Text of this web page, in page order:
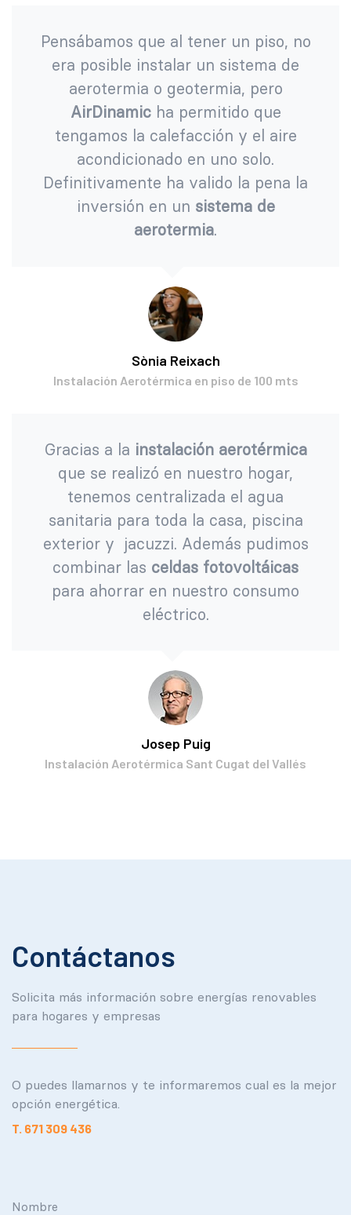
Pensábamos que al tener un piso, no
era posible instalar un sistema de
aerotermia o geotermia, pero
AirDinamicha permitido que
tengamos la calefacción y el aire
acondicionado en uno solo.
Definitivamente ha valido la pena la
inversión en un sistema de
aerotermia.
Sònia Reixach
Instalación Aerotérmica en piso de 100 mts
Gracias a la instalación aerotérmica
que se realizó en nuestro hogar,
tenemos centralizada el agua
sanitaria para toda la casa, piscina
exterior y jacuzzi. Además pudimos
combinar las celdas fotovoltáicas
para ahorrar en nuestro consumo
eléctrico.
Josep Puig
Instalación Aerotérmica Sant Cugat del Vallés
Contáctanos
Solicita más información sobre energías renovables
para hogares y empresas
O puedes llamarnos y te informaremos cual es la mejor
opción energética.
T. 671 309 436
Nombre